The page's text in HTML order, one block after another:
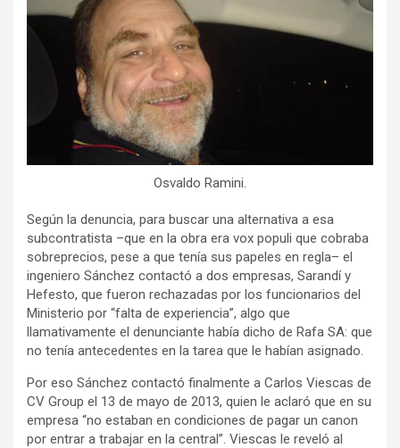
Osvaldo Ramini.
Según la denuncia, para buscar una alternativa a esa
subcontratista –que en la obra era vox populi que cobraba
sobreprecios, pese a que tenía sus papeles en regla– el
ingeniero Sánchez contactó a dos empresas, Sarandí y
Hefesto, que fueron rechazadas por los funcionarios del
Ministerio por “falta de experiencia”, algo que
llamativamente el denunciante había dicho de Rafa SA: que
no tenía antecedentes en la tarea que le habían asignado.
Por eso Sánchez contactó finalmente a Carlos Viescas de
CV Group el 13 de mayo de 2013, quien le aclaró que en su
empresa “no estaban en condiciones de pagar un canon
por entrar a trabajar en la central”. Viescas le reveló al